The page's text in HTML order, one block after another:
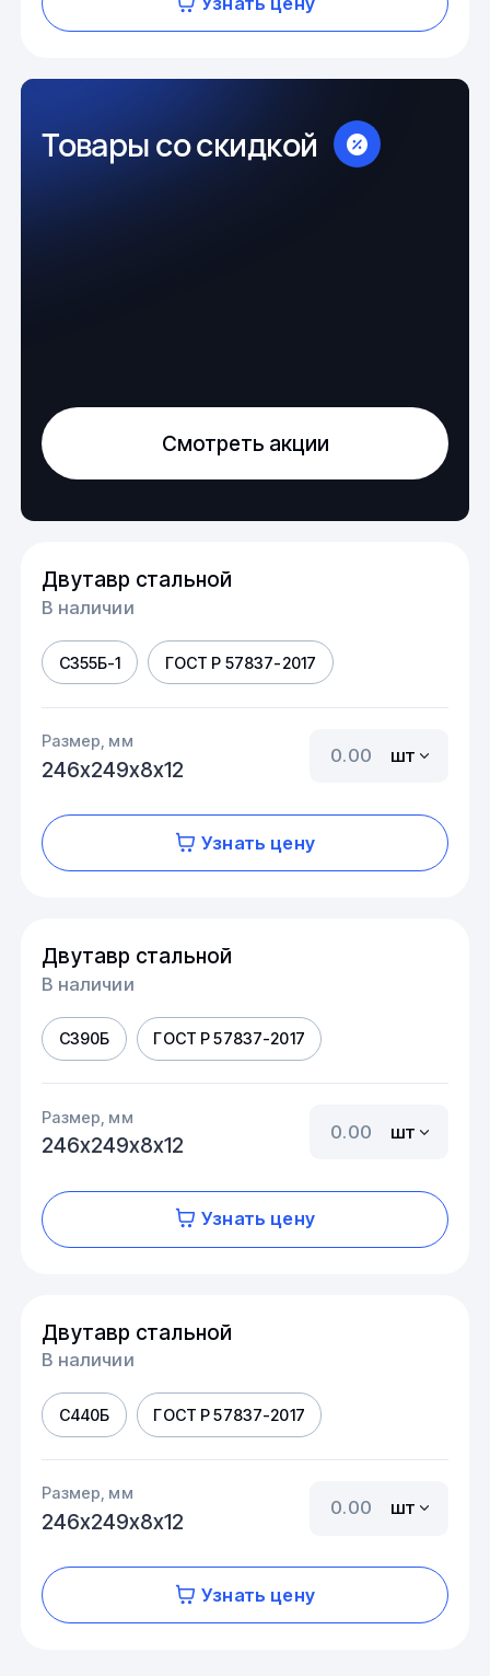
Товары со скидкой
Смотреть акции
Двутавр стальной
В наличии
С355Б-1 ГОСТ Р 57837-2017
Размер, мм
246х249х8х12
шт
Узнать цену
Двутавр стальной
В наличии
С390Б ГОСТ Р 57837-2017
Размер, мм
246х249х8х12
шт
Узнать цену
Двутавр стальной
В наличии
С440Б ГОСТ Р 57837-2017
Размер, мм
246х249х8х12
шт
Узнать цену